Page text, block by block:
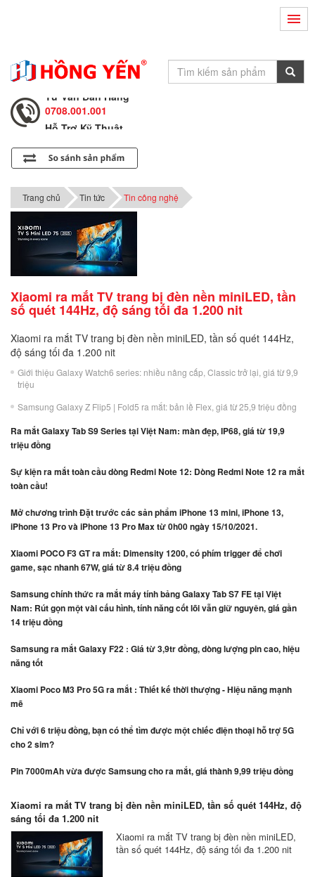
0708.002.002
Tư Vấn Bán Hàng
0708.001.001
Hỗ Trợ Kỹ Thuật
0708.002.002
Tư Vấn Bán Hàng
0708.001.001
Trang chủ Tin tức Tin công nghệ
Xiaomi ra mắt TV trang bị đèn nền miniLED, tần
số quét 144Hz, độ sáng tối đa 1.200 nit
Xiaomi ra mắt TV trang bị đèn nền miniLED, tần số quét 144Hz,
độ sáng tối đa 1.200 nit
Giới thiệu Galaxy Watch6 series: nhiều nâng cấp, Classic trở lại, giá từ 9,9
triệu
Samsung Galaxy Z Flip5 | Fold5 ra mắt: bản lề Flex, giá từ 25,9 triệu đồng
Ra mắt Galaxy Tab S9 Series tại Việt Nam: màn đẹp, IP68, giá từ 19,9
triệu đồng
Sự kiện ra mắt toàn cầu dòng Redmi Note 12: Dòng Redmi Note 12 ra mắt
toàn cầu!
Mở chương trình Đặt trước các sản phẩm iPhone 13 mini, iPhone 13,
iPhone 13 Pro và iPhone 13 Pro Max từ 0h00 ngày 15/10/2021.
Xiaomi POCO F3 GT ra mắt: Dimensity 1200, có phím trigger để chơi
game, sạc nhanh 67W, giá từ 8.4 triệu đồng
Samsung chính thức ra mắt máy tính bảng Galaxy Tab S7 FE tại Việt
Nam: Rút gọn một vài cấu hình, tính năng cốt lõi vẫn giữ nguyên, giá gần
14 triệu đồng
Samsung ra mắt Galaxy F22 : Giá từ 3,9tr đồng, dòng lượng pin cao, hiệu
năng tốt
Xiaomi Poco M3 Pro 5G ra mắt : Thiết kế thời thượng - Hiệu năng mạnh
mẽ
Chỉ với 6 triệu đồng, bạn có thể tìm được một chiếc điện thoại hỗ trợ 5G
cho 2 sim?
Pin 7000mAh vừa được Samsung cho ra mắt, giá thành 9,99 triệu đồng
Xiaomi ra mắt TV trang bị đèn nền miniLED, tần số quét 144Hz, độ
sáng tối đa 1.200 nit
Xiaomi ra mắt TV trang bị đèn nền miniLED,
tần số quét 144Hz, độ sáng tối đa 1.200 nit